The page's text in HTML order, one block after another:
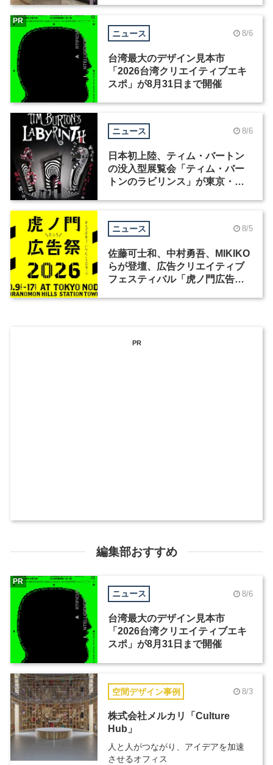
ニュース 8/6
台湾最大のデザイン見本市
「2026台湾クリエイティブエキ
スポ」が8月31日まで開催
PR
ニュース 8/6
日本初上陸、ティム・バートン
の没入型展覧会「ティム・バー
トンのラビリンス」が東京・豊
ニュース 8/5
佐藤可士和、中村勇吾、MIKIKO
らが登壇、広告クリエイティブ
フェスティバル「虎ノ門広告
PR
編集部おすすめ
ニュース 8/6
台湾最大のデザイン見本市
「2026台湾クリエイティブエキ
スポ」が8月31日まで開催
PR
空間デザイン事例 8/3
株式会社メルカリ「Culture
Hub」
人と人がつながり、アイデアを加速
させるオフィス